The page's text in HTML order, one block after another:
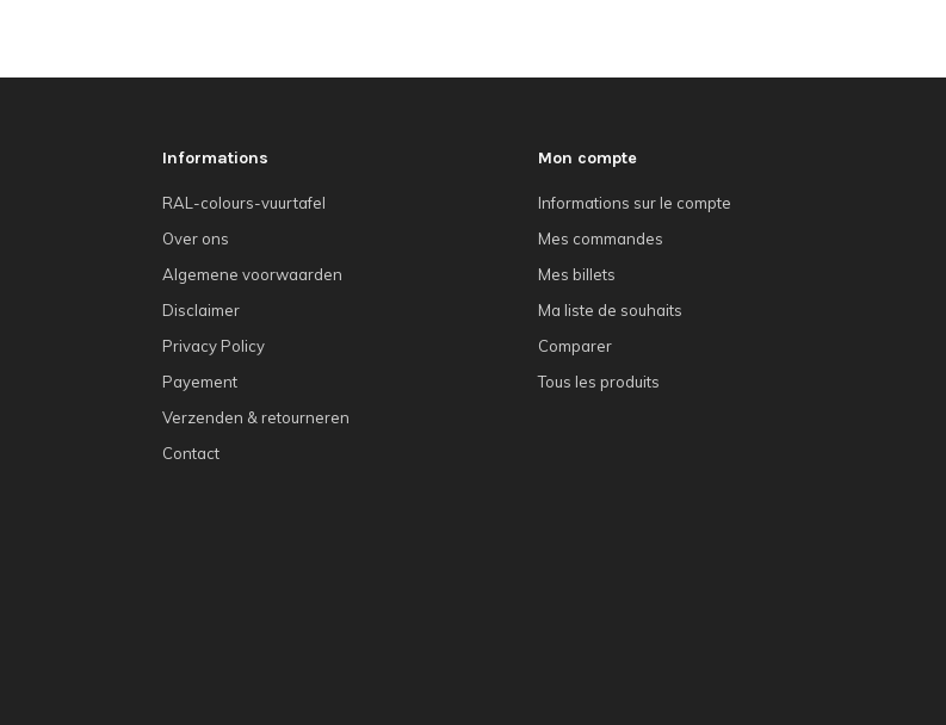
Informations
RAL-colours-vuurtafel
Over ons
Algemene voorwaarden
Disclaimer
Privacy Policy
Payement
Verzenden & retourneren
Contact
Mon compte
Informations sur le compte
Mes commandes
Mes billets
Ma liste de souhaits
Comparer
Tous les produits